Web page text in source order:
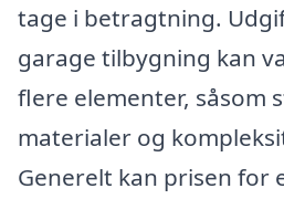
tage i betragtning.
garage tilbygning kan
flere elementer, såsom
materialer og
Generelt kan prisen for